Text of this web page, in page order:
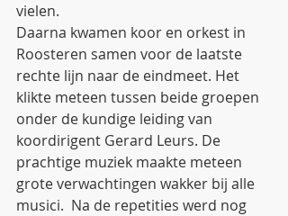
vielen.
Daarna kwamen koor en orkest in
Roosteren samen voor de laatste
rechte lijn naar de eindmeet. Het
klikte meteen tussen beide groepen
onder de kundige leiding van
koordirigent Gerard Leurs. De
prachtige muziek maakte meteen
grote verwachtingen wakker bij alle
musici.  Na de repetities werd nog